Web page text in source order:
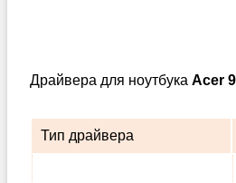
Драйвера для ноутбука Acer
Тип драйвера